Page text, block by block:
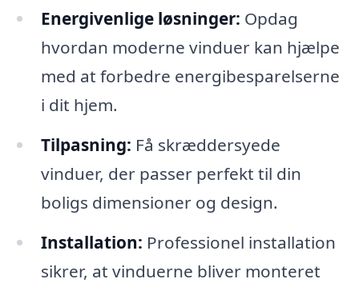
Energivenlige løsninger: Opdag
hvordan moderne vinduer kan hjælpe
med at forbedre energibesparelserne
i dit hjem.
Tilpasning: Få skræddersyede
vinduer, der passer perfekt til din
boligs dimensioner og design.
Installation: Professionel installation
sikrer, at vinduerne bliver monteret